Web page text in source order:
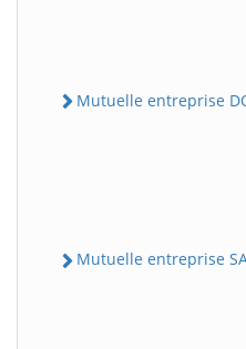
Mutuelle entreprise
Mutuelle entreprise